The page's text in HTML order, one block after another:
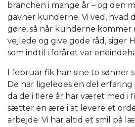
branchen i mange år – og den
gavner kunderne. Vi ved, hvad
gøre, så når kunderne kommer
vejlede og give gode råd, siger
som indtil i foråret var
I februar fik han sine to sønner
De har ligeledes en del
da de i flere år har været med i
sætter en ære i at levere et
arbejde. Vi har altid et smil på